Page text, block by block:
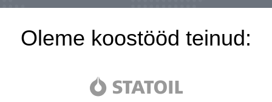
Oleme koostööd teinud: